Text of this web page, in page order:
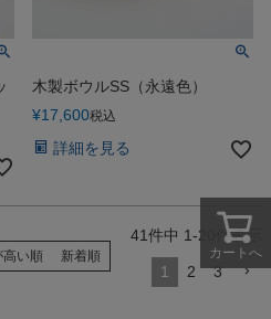
木製ボウルSS（永遠色）
¥17,600税込
詳細を見る
高い順 新着順
41件中 1-20 件表示
1 2 3
カートへ